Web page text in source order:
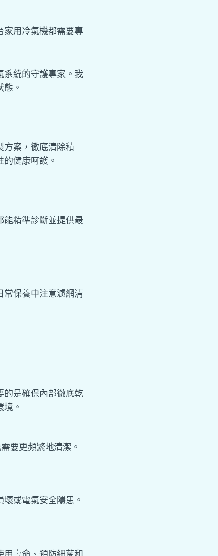
家用冷氣機都需要專
系統的守護專家。我
。
方案，徹底清除積
健康呵護。
能精準診斷並提供最
常保養中注意濾網清
的是確保內部徹底乾
。
要更頻繁地清潔。
或電氣安全隱患。
用壽命、預防細菌和